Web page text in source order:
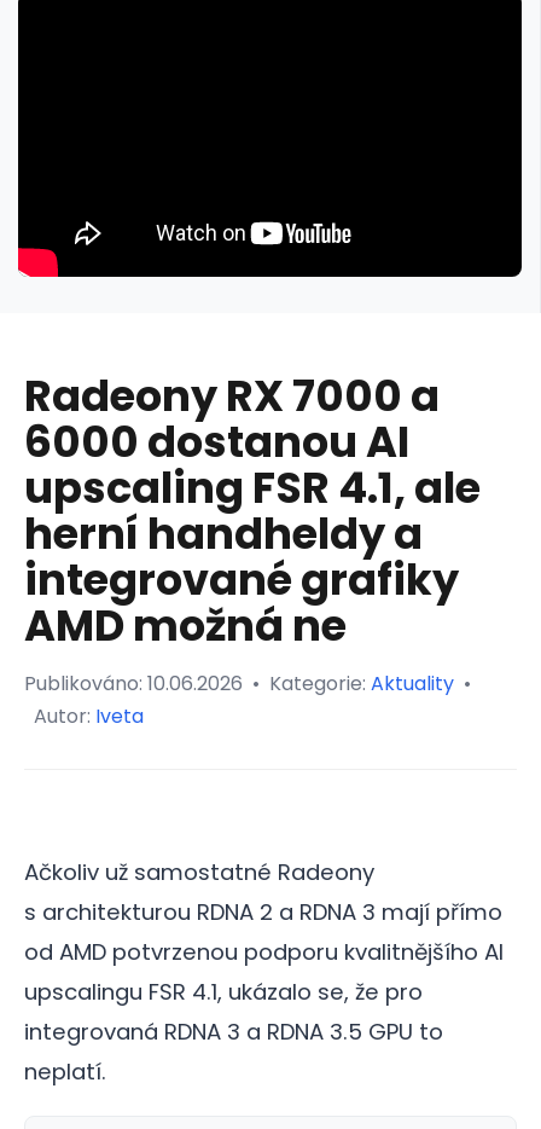
Radeony RX 7000 a
6000 dostanou AI
upscaling FSR 4.1, ale
herní handheldy a
integrované grafiky
AMD možná ne
Publikováno: 10.06.2026 • Kategorie: Aktuality •
Autor: Iveta
Ačkoliv už samostatné Radeony
s architekturou RDNA 2 a RDNA 3 mají přímo
od AMD potvrzenou podporu kvalitnějšího AI
upscalingu FSR 4.1, ukázalo se, že pro
integrovaná RDNA 3 a RDNA 3.5 GPU to
neplatí.